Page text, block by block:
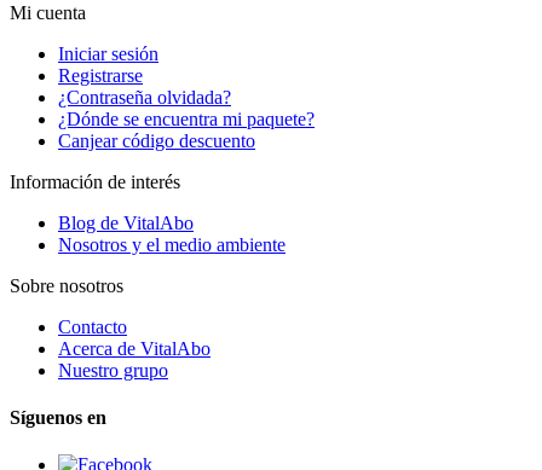
Mi cuenta
Iniciar sesión
Registrarse
¿Contraseña olvidada?
¿Dónde se encuentra mi paquete?
Canjear código descuento
Información de interés
Blog de VitalAbo
Nosotros y el medio ambiente
Sobre nosotros
Contacto
Acerca de VitalAbo
Nuestro grupo
Síguenos en